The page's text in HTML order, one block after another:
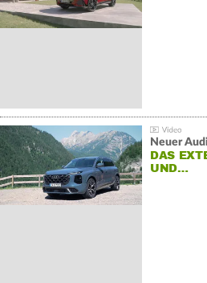
Neuer
DAS
UND…